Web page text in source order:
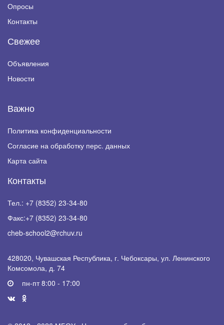
Опросы
Контакты
Свежее
Объявления
Новости
Важно
Политика конфиденциальности
Согласие на обработку перс. данных
Карта сайта
Контакты
Тел.: +7 (8352) 23-34-80
Факс:+7 (8352) 23-34-80
cheb-school2@rchuv.ru
428020, Чувашская Республика, г. Чебоксары, ул. Ленинского
Комсомола, д. 74
пн-пт 8:00 - 17:00